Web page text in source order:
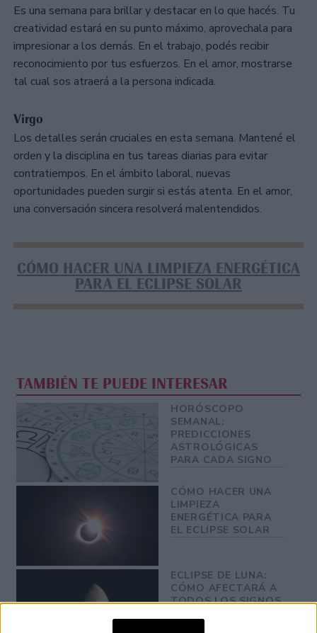
Es una semana para brillar y destacar en lo que hacés. Tu
creatividad estará en su punto máximo, aprovechala para
impresionar a los demás. En el trabajo, podés recibir
reconocimiento por tus esfuerzos. En el amor, mostrarse
tal cual sos atraerá a la persona indicada.
Virgo
Los detalles serán cruciales en esta semana. Mantené el
orden y la disciplina en tus tareas diarias para evitar
contratiempos. En el ámbito laboral, nuevas
oportunidades pueden surgir si estás atenta. En el amor,
una conversación sincera resolverá malentendidos.
CÓMO HACER UNA LIMPIEZA ENERGÉTICA
PARA EL ECLIPSE SOLAR
TAMBIÉN TE PUEDE INTERESAR
HORÓSCOPO
SEMANAL:
PREDICCIONES
ASTROLÓGICAS
PARA CADA SIGNO
CÓMO HACER UNA
LIMPIEZA
ENERGÉTICA PARA
EL ECLIPSE SOLAR
ECLIPSE DE LUNA:
CÓMO AFECTARÁ A
TODOS LOS SIGNOS